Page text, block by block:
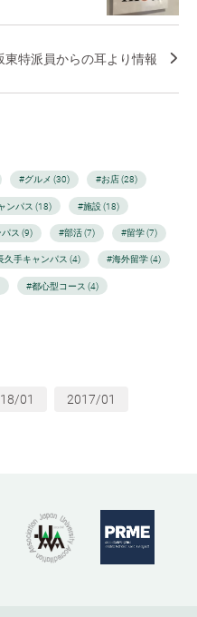
東特派員からの耳より情報
#グルメ (30) #お店 (28)
ンパス (18) #施設 (18)
ス (9) #部活 (7) #留学 (7)
久手キャンパス (4) #海外留学 (4)
#都心型コース (4)
01 2017/01